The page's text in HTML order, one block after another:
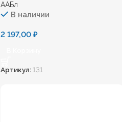
ААБл
В наличии
2 197,00 ₽
Артикул: 131